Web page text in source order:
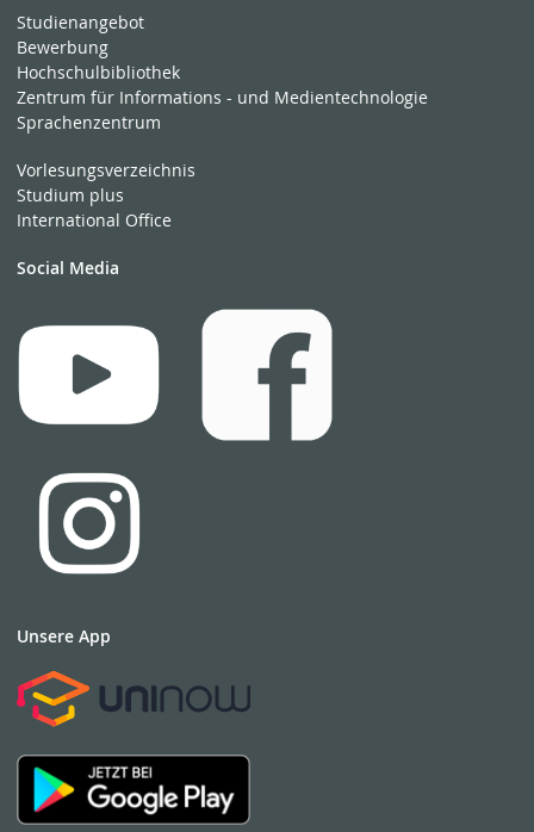
Studienangebot
Bewerbung
Hochschulbibliothek
Zentrum für Informations - und Medientechnologie
Sprachenzentrum
Vorlesungsverzeichnis
Studium plus
International Office
Social Media
Unsere App